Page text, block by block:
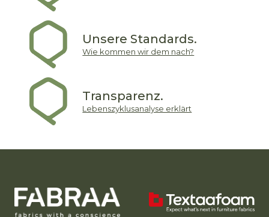
Unsere Standards.
Wie kommen wir dem nach?
Transparenz.
Lebenszyklusanalyse erklärt